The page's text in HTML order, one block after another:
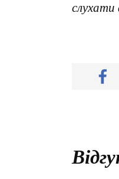
слухати